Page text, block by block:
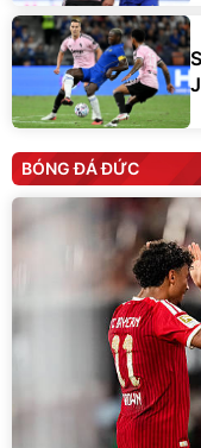
BÓNG ĐÁ ĐỨC